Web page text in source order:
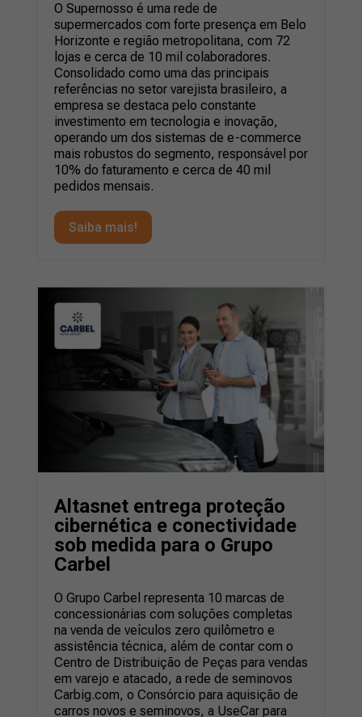
O Supernosso é uma rede de
supermercados com forte presença em Belo
Horizonte e região metropolitana, com 72
lojas e cerca de 10 mil colaboradores.
Consolidado como uma das principais
referências no setor varejista brasileiro, a
empresa se destaca pelo constante
investimento em tecnologia e inovação,
operando um dos sistemas de e-commerce
mais robustos do segmento, responsável por
10% do faturamento e cerca de 40 mil
pedidos mensais.
Saiba mais!
Altasnet entrega proteção
cibernética e conectividade
sob medida para o Grupo
Carbel
O Grupo Carbel representa 10 marcas de
concessionárias com soluções completas
na venda de veículos zero quilômetro e
assistência técnica, além de contar com o
Centro de Distribuição de Peças para vendas
em varejo e atacado, a rede de seminovos
Carbig.com, o Consórcio para aquisição de
carros novos e seminovos, a UseCar para